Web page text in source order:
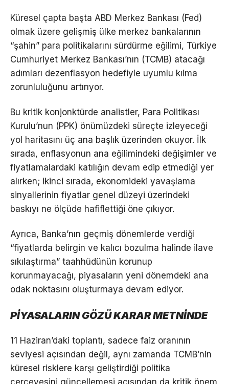
Küresel çapta başta ABD Merkez Bankası (Fed)
olmak üzere gelişmiş ülke merkez bankalarının
“şahin” para politikalarını sürdürme eğilimi, Türkiye
Cumhuriyet Merkez Bankası’nın (TCMB) atacağı
adımları dezenflasyon hedefiyle uyumlu kılma
zorunluluğunu artırıyor.
Bu kritik konjonktürde analistler, Para Politikası
Kurulu’nun (PPK) önümüzdeki süreçte izleyeceği
yol haritasını üç ana başlık üzerinden okuyor. İlk
sırada, enflasyonun ana eğilimindeki değişimler ve
fiyatlamalardaki katılığın devam edip etmediği yer
alırken; ikinci sırada, ekonomideki yavaşlama
sinyallerinin fiyatlar genel düzeyi üzerindeki
baskıyı ne ölçüde hafiflettiği öne çıkıyor.
Ayrıca, Banka’nın geçmiş dönemlerde verdiği
“fiyatlarda belirgin ve kalıcı bozulma halinde ilave
sıkılaştırma” taahhüdünün korunup
korunmayacağı, piyasaların yeni dönemdeki ana
odak noktasını oluşturmaya devam ediyor.
PİYASALARIN GÖZÜ KARAR METNİNDE
11 Haziran’daki toplantı, sadece faiz oranının
seviyesi açısından değil, aynı zamanda TCMB’nin
küresel risklere karşı geliştirdiği politika
çerçevesini güncellemesi açısından da kritik önem